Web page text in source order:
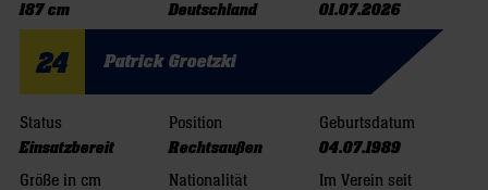
187 cm
Deutschland
01.07.2026
24 Patrick Groetzki
Status
Einsatzbereit
Position
Rechtsaußen
Geburtsdatum
04.07.1989
Größe in cm
Nationalität
Im Verein seit